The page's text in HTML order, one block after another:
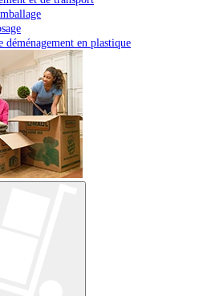
déménagement en plastique